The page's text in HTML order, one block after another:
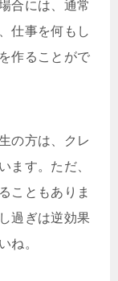
合には、通常
仕事を何もし
作ることがで
の方は、クレ
ます。ただ、
こともありま
過ぎは逆効果
ね。